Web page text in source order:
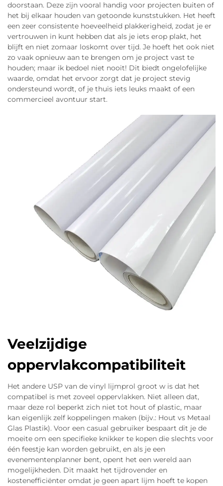
doorstaan. Deze zijn vooral handig voor projecten buiten of
het bij elkaar houden van getoonde kunststukken. Het heeft
een zeer consistente hoeveelheid plakkerigheid, zodat je er
vertrouwen in kunt hebben dat als je iets erop plakt, het
blijft en niet zomaar loskomt over tijd. Je hoeft het ook niet
zo vaak opnieuw aan te brengen om je project vast te
houden; maar ik bedoel niet nooit! Dit biedt ongelofelijke
waarde, omdat het ervoor zorgt dat je project stevig
ondersteund wordt, of je thuis iets leuks maakt of een
commercieel avontuur start.
Veelzijdige
oppervlakcompatibiliteit
Het andere USP van de vinyl lijmprol groot w is dat het
compatibel is met zoveel oppervlakken. Niet alleen dat,
maar deze rol beperkt zich niet tot hout of plastic, maar
kan eigenlijk zelf koppelingen maken (bijv.: Hout vs Metaal
Glas Plastik). Voor een casual gebruiker bespaart dit je de
moeite om een specifieke knikker te kopen die slechts voor
één feestje kan worden gebruikt, en als je een
evenementenplanner bent, opent het een wereld aan
mogelijkheden. Dit maakt het tijdrovender en
kostenefficiënter omdat je geen apart lijm hoeft te kopen